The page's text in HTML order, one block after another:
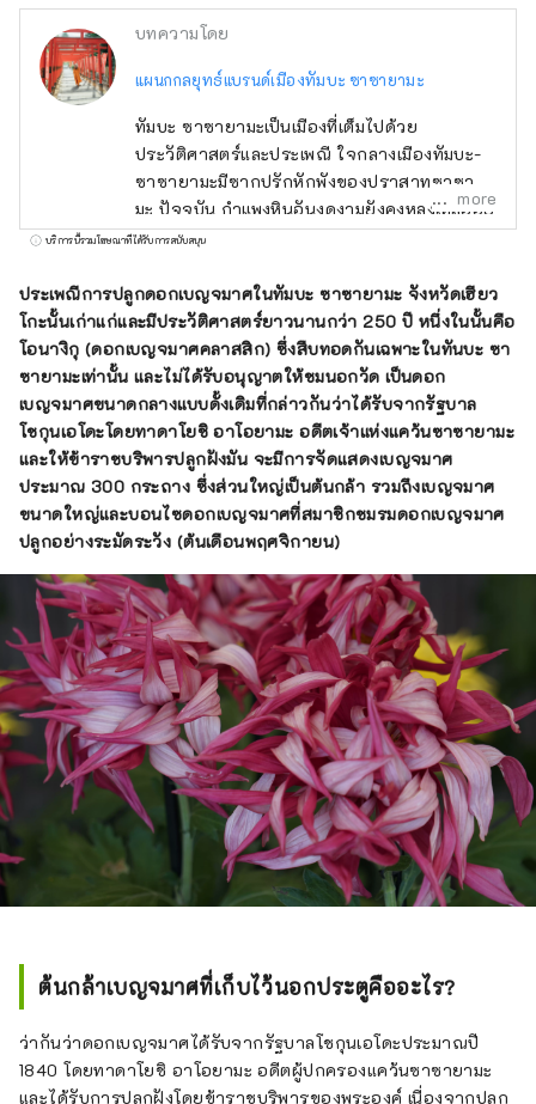
บทความโดย
แผนกกลยุทธ์แบรนด์เมืองทัมบะ ซาซายามะ
ทัมบะ ซาซายามะเป็นเมืองที่เต็มไปด้วย
ประวัติศาสตร์และประเพณี ใจกลางเมืองทัมบะ-
ซาซายามะมีซากปรักหักพังของปราสาทซาซายา
มะ ปัจจุบัน กำแพงหินอันงดงามยังคงหลงเหลืออยู่
เหมือนเมื่อก่อน และทิวทัศน์ของปราสาทในเมืองก็
และวัฒนธรรมของทัมบะ-ซาซายามะได้รับ
อิทธิพลอย่างมากจากเกียวโต และหากคุณเดินไป
รอบๆ เมืองรอบปราสาทจริงๆ คุณก็จะพบกับ
ทิวทัศน์เมืองที่เหมือนกับเกียวโตที่นี่และที่นั่นอย่าง
แน่นอน
more
บริการนี้รวมโฆษณาที่ได้รับการสนับสนุน
ประเพณีการปลูกดอกเบญจมาศในทัมบะ ซาซายามะ จังหวัดเฮียว
โกะนั้นเก่าแก่และมีประวัติศาสตร์ยาวนานกว่า 250 ปี หนึ่งในนั้นคือ
โอนางิกุ (ดอกเบญจมาศคลาสสิก) ซึ่งสืบทอดกันเฉพาะในทันบะ ซา
ซายามะเท่านั้น และไม่ได้รับอนุญาตให้ชมนอกวัด เป็นดอก
เบญจมาศขนาดกลางแบบดั้งเดิมที่กล่าวกันว่าได้รับจากรัฐบาล
โชกุนเอโดะโดยทาดาโยชิ อาโอยามะ อดีตเจ้าแห่งแคว้นซาซายามะ
และให้ข้าราชบริพารปลูกฝังมัน จะมีการจัดแสดงเบญจมาศ
ประมาณ 300 กระถาง ซึ่งส่วนใหญ่เป็นต้นกล้า รวมถึงเบญจมาศ
ขนาดใหญ่และบอนไซดอกเบญจมาศที่สมาชิกชมรมดอกเบญจมาศ
ปลูกอย่างระมัดระวัง (ต้นเดือนพฤศจิกายน)
ต้นกล้าเบญจมาศที่เก็บไว้นอกประตูคืออะไร?
ว่ากันว่าดอกเบญจมาศได้รับจากรัฐบาลโชกุนเอโดะประมาณปี
1840 โดยทาดาโยชิ อาโอยามะ อดีตผู้ปกครองแคว้นซาซายามะ
และได้รับการปลูกฝังโดยข้าราชบริพารของพระองค์ เนื่องจากปลูก